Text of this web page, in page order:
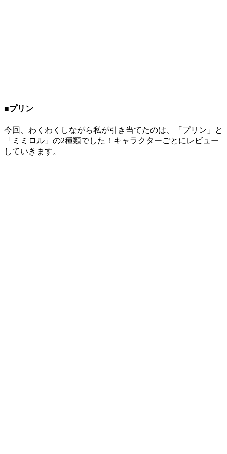
■プリン
今回、わくわくしながら私が引き当てたのは、「プリン」と
「ミミロル」の2種類でした！キャラクターごとにレビュー
していきます。